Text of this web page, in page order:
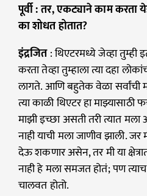
पूर्वी : तर, एकट्याने काम करता
का शोधत होतात?
इंद्रजित: थिएटरमध्ये जेव्हा तुम्ही
करता तेव्हा तुम्हाला त्या दहा
लागते. आणि बहुतेक वेळा
त्या काळी थिएटर हा
माझी इच्छा असती तरी त्यात
नाही याची मला जाणीव झाली.
देऊ शकणार असेन, तर मी या
नाही हे मला समजत होतं; पण
चालवत होतो.